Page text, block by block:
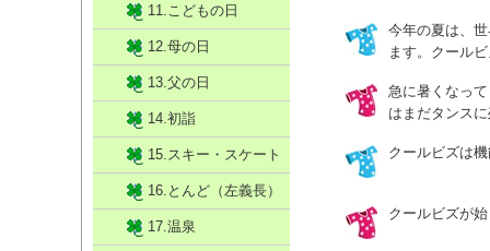
今年の夏は、
ます。クール
急に暑くなっ
はまだタンス
クールビズは
クールビズが
11.こどもの日
12.母の日
13.父の日
14.初詣
15.スキー・スケート
16.とんど（左義長）
17.温泉